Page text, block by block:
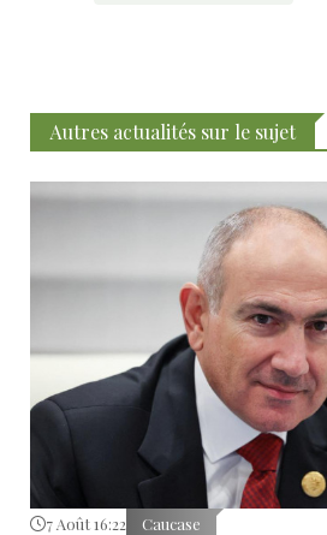
Autres actualités sur le sujet
7 Août 16:22 Caucase